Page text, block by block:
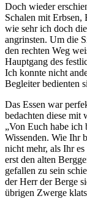
Doch wieder
Schalen mit
wie sehr ich doch
angrinsten. Um die
den rechten Weg
Hauptgang des
Ich konnte nicht
Begleiter bedienten
Das Essen war
bedachten diese mit
„Von Euch habe ich
Wissenden. Wie Ihr
nicht mehr, als Ihr
erst den alten
gefallen zu sein
der Herr der Berge
übrigen Zwerge